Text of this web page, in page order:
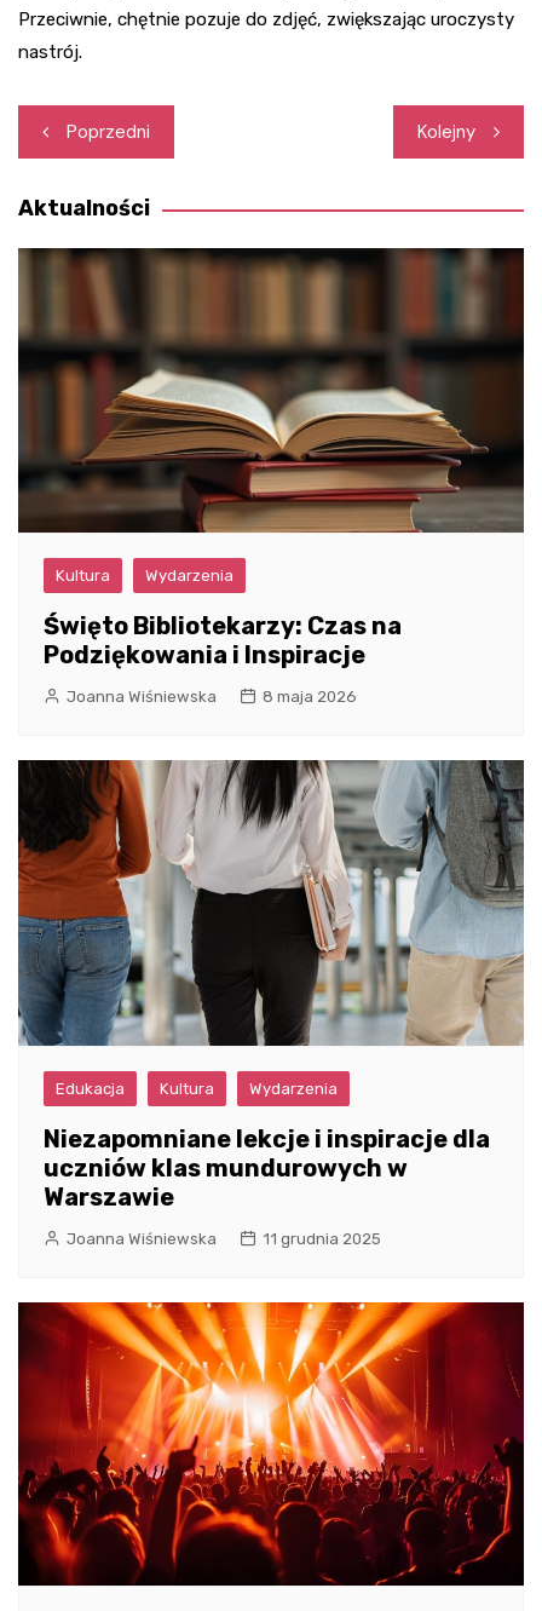
Przeciwnie, chętnie pozuje do zdjęć, zwiększając uroczysty
nastrój.
Nawigacja
wpisu
Poprzedni Kolejny
Aktualności
Kultura Wydarzenia
Święto Bibliotekarzy: Czas na
Podziękowania i Inspiracje
Joanna Wiśniewska 8 maja 2026
Edukacja Kultura Wydarzenia
Niezapomniane lekcje i inspiracje dla
uczniów klas mundurowych w
Warszawie
Joanna Wiśniewska 11 grudnia 2025